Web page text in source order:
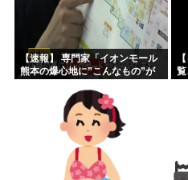
【速報】 専門家「イオンモール
熊本の爆心地に”こんなもの”が
覧